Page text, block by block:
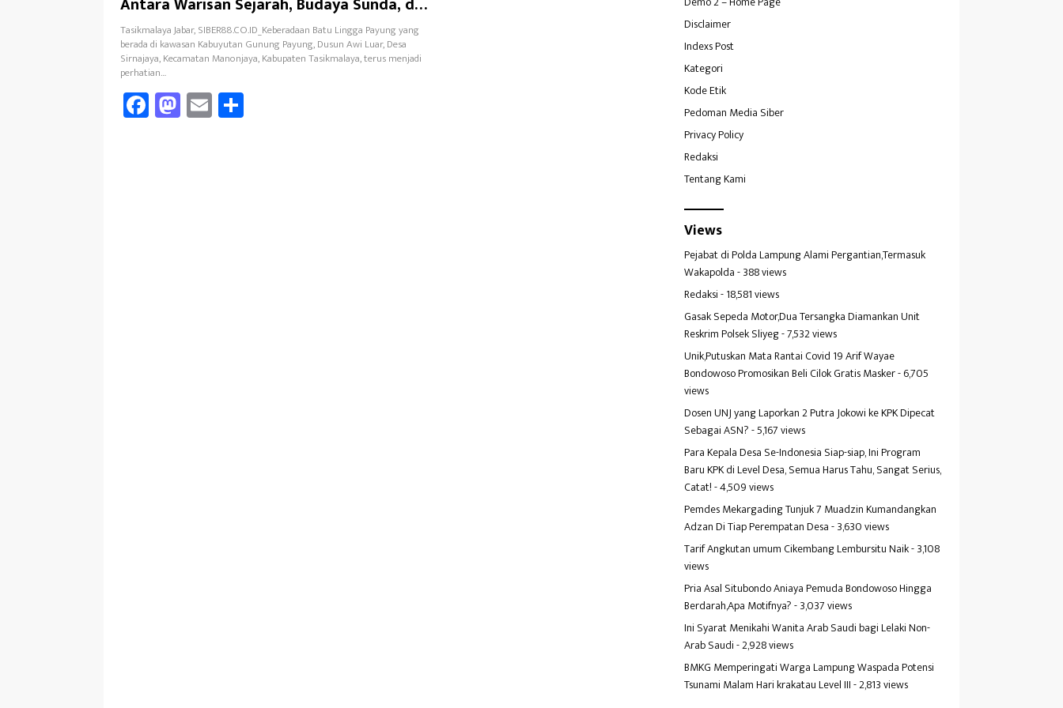
Misteri yang Belum Terpecahkan
Tasikmalaya Jabar, SIBER88.CO.ID_Keberadaan Batu Lingga Payung yang
berada di kawasan Kabuyutan Gunung Payung, Dusun Awi Luar, Desa
Sirnajaya, Kecamatan Manonjaya, Kabupaten Tasikmalaya, terus menjadi
perhatian…
Fa
ce
M
as
E
m
Disclaimer
Indexs Post
Kategori
Kode Etik
Pedoman Media Siber
Privacy Policy
Redaksi
Tentang Kami
Views
Pejabat di Polda Lampung Alami Pergantian,Termasuk
Wakapolda- 388 views
Redaksi- 18,581 views
Gasak Sepeda Motor,Dua Tersangka Diamankan Unit
Reskrim Polsek Sliyeg- 7,532 views
Unik,Putuskan Mata Rantai Covid 19 Arif Wayae
Bondowoso Promosikan Beli Cilok Gratis Masker- 6,705
views
Dosen UNJ yang Laporkan 2 Putra Jokowi ke KPK Dipecat
Sebagai ASN?- 5,167 views
Para Kepala Desa Se-Indonesia Siap-siap, Ini Program
Baru KPK di Level Desa, Semua Harus Tahu, Sangat Serius,
Catat!- 4,509 views
Pemdes Mekargading Tunjuk 7 Muadzin Kumandangkan
Adzan Di Tiap Perempatan Desa- 3,630 views
Tarif Angkutan umum Cikembang Lembursitu Naik- 3,108
views
Pria Asal Situbondo Aniaya Pemuda Bondowoso Hingga
Berdarah,Apa Motifnya?- 3,037 views
Ini Syarat Menikahi Wanita Arab Saudi bagi Lelaki Non-
Arab Saudi- 2,928 views
BMKG Memperingati Warga Lampung Waspada Potensi
Tsunami Malam Hari krakatau Level III- 2,813 views